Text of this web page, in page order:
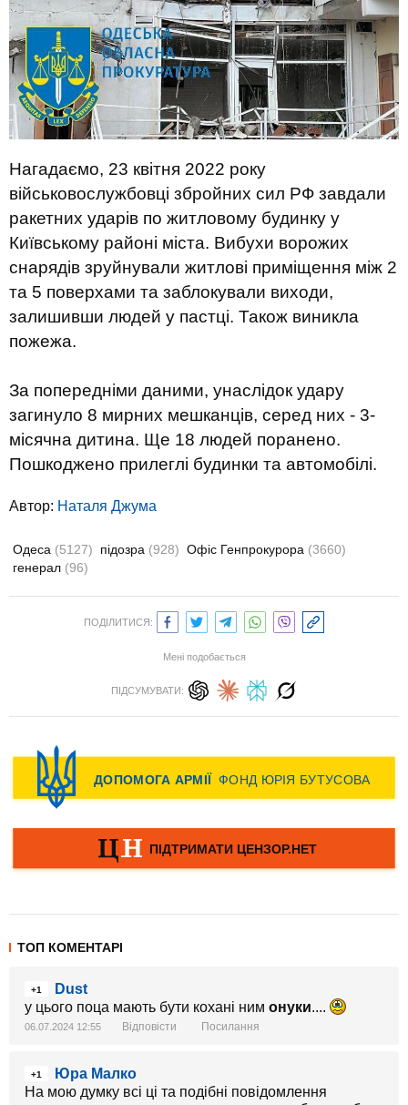
Нагадаємо, 23 квітня 2022 року
військовослужбовці збройних сил РФ завдали
ракетних ударів по житловому будинку у
Київському районі міста. Вибухи ворожих
снарядів зруйнували житлові приміщення між 2
та 5 поверхами та заблокували виходи,
залишивши людей у пастці. Також виникла
пожежа.
За попередніми даними, унаслідок удару
загинуло 8 мирних мешканців, серед них - 3-
місячна дитина. Ще 18 людей поранено.
Пошкоджено прилеглі будинки та автомобілі.
Автор: Наталя Джума
Одеса (5127) підозра (928) Офіс Генпрокурора (3660)
генерал (96)
ПОДІЛИТИСЯ:
Мені подобається
ПІДСУМУВАТИ:
ТОП КОМЕНТАРІ
+1
Dust
у цього поца мають бути кохані ним онуки....
06.07.2024 12:55 Відповісти Посилання
+1
Юра Малко
На мою думку всі ці та подібні повідомлення